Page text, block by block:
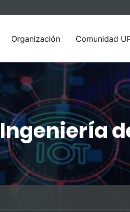
Organización Comunidad